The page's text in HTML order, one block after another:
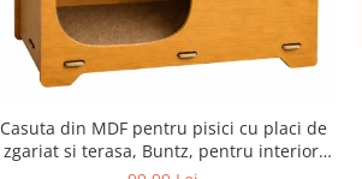
Casuta din MDF pentru pisici cu placi de
zgariat si terasa, Buntz, pentru interior,
44x28.5x30.5cm, Maro